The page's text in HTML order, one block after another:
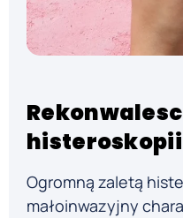
histeroskopii
Ogromną zaletą
małoinwazyjny